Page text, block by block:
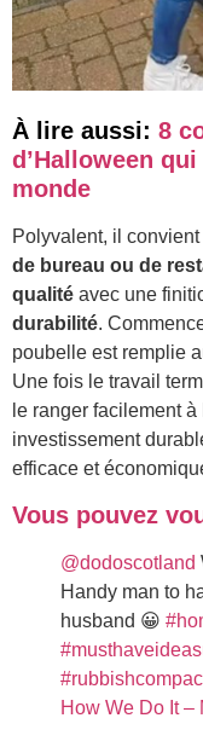
À lire aussi: 8
d’Halloween
monde
Polyvalent, il
de bureau ou de
qualité avec une
durabilité.
poubelle est remplie
Une fois le travail
le ranger facilement à
investissement
efficace et
Vous pouvez
@dodoscotland
Handy man to
husband 😀
How We Do It –